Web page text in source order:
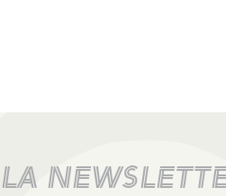
LA